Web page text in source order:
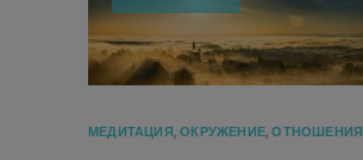
МЕДИТАЦИЯ,ОКРУЖЕНИЕ,ОТНОШЕНИЯ